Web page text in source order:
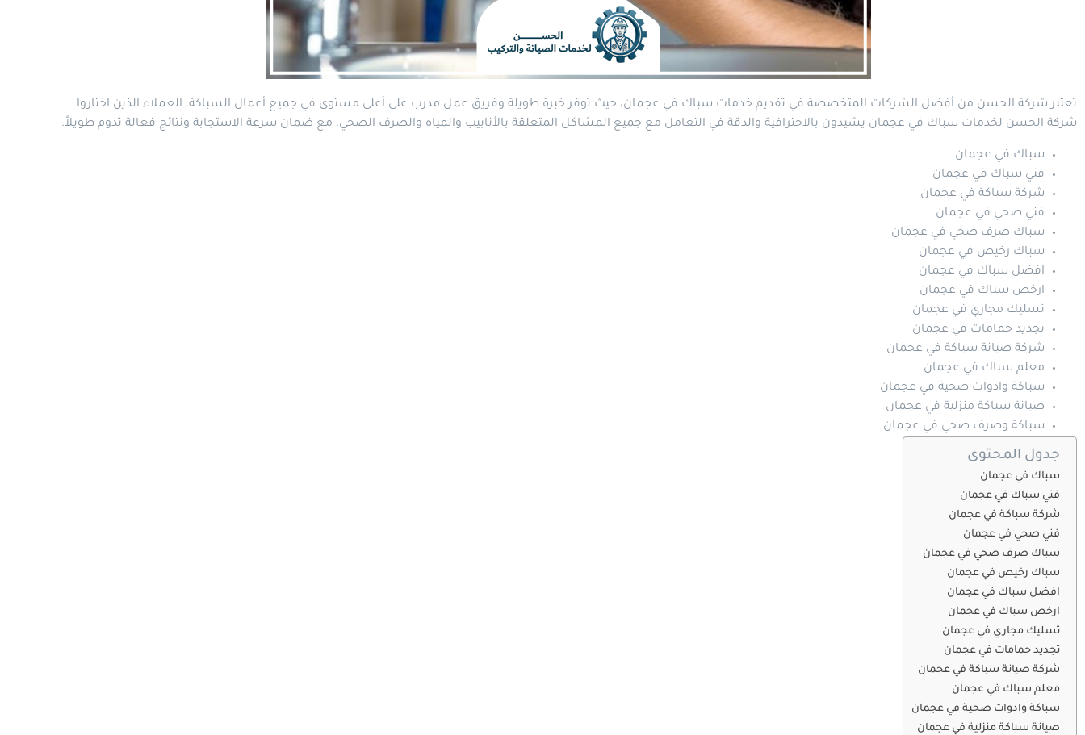
تعتبر شركة الحسن من أفضل الشركات المتخصصة في تقديم خدمات سباك في عجمان، حيث توفر خبرة طويلة وفريق عمل مدرب على أعلى مستوى في جميع أعمال السباكة. العملاء الذين اختاروا
شركة الحسن لخدمات سباك في عجمان يشيدون بالاحترافية والدقة في التعامل مع جميع المشاكل المتعلقة بالأنابيب والمياه والصرف الصحي، مع ضمان سرعة الاستجابة ونتائج فعالة تدوم طويلاً.
سباك في عجمان
فني سباك في عجمان
شركة سباكة في عجمان
فني صحي في عجمان
سباك صرف صحي في عجمان
سباك رخيص في عجمان
افضل سباك في عجمان
ارخص سباك في عجمان
تسليك مجاري في عجمان
تجديد حمامات في عجمان
شركة صيانة سباكة في عجمان
معلم سباك في عجمان
سباكة وادوات صحية في عجمان
صيانة سباكة منزلية في عجمان
سباكة وصرف صحي في عجمان
جدول المحتوى
سباك في عجمان
فني سباك في عجمان
شركة سباكة في عجمان
فني صحي في عجمان
سباك صرف صحي في عجمان
سباك رخيص في عجمان
افضل سباك في عجمان
ارخص سباك في عجمان
تسليك مجاري في عجمان
تجديد حمامات في عجمان
شركة صيانة سباكة في عجمان
معلم سباك في عجمان
سباكة وادوات صحية في عجمان
صيانة سباكة منزلية في عجمان